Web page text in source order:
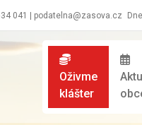
041 | podatelna@zasova.cz
Oživme
klášter